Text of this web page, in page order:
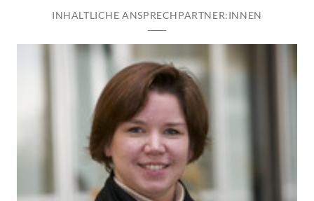
INHALTLICHE ANSPRECHPARTNER:INNEN